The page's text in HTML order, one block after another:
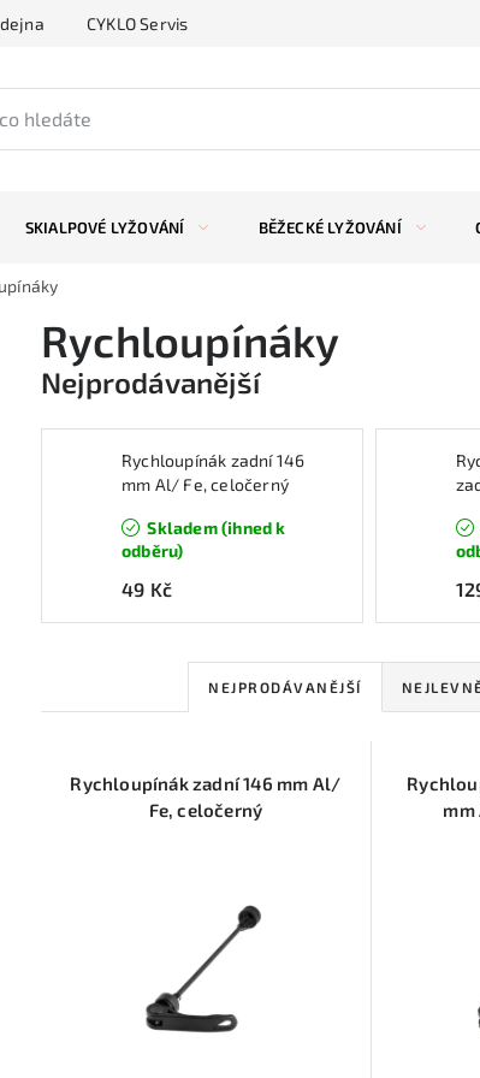
CYKLO Servis
SKIALPOVÉ LYŽOVÁNÍ BĚŽECKÉ LYŽOVÁNÍ
Rychloupínáky
Nejprodávanější
Rychloupínák zadní 146
mm Al/ Fe, celočerný
Skladem (ihned k
odběru)
49 Kč
Ř
z
e
p
r
o
NEJPRODÁVANĚJŠÍ
Rychloupínák zadní 146 mm Al/
Fe, celočerný
mm